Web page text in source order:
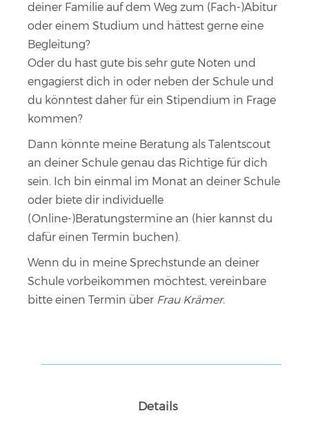
deiner Familie auf dem Weg zum (Fach-)Abitur
oder einem Studium und hättest gerne eine
Begleitung?
Oder du hast gute bis sehr gute Noten und
engagierst dich in oder neben der Schule und
du könntest daher für ein Stipendium in Frage
kommen?
Dann könnte meine Beratung als Talentscout
an deiner Schule genau das Richtige für dich
sein. Ich bin einmal im Monat an deiner Schule
oder biete dir individuelle
(Online-)Beratungstermine an (hier kannst du
dafür einen Termin buchen).
Wenn du in meine Sprechstunde an deiner
Schule vorbeikommen möchtest, vereinbare
bitte einen Termin über Frau Krämer.
Details